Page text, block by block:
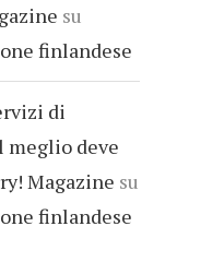
su
finlandese
di
deve
Magazine su
finlandese